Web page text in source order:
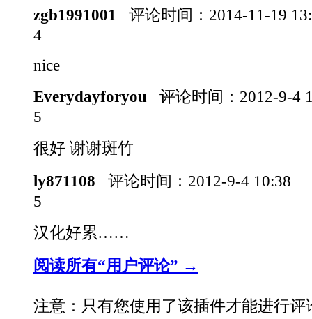
zgb1991001 评论时间： 2014-11-19
4
nice
Everydayforyou
评论时间： 2012-9-4
5
很好 谢谢斑竹
ly871108
评论时间： 2012-9-4 10:38
5
汉化好累……
阅读所有“用户评论” →
注意：只有您使用了该插件才能进行评